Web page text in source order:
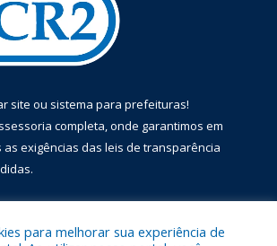
site ou sistema para prefeituras!
completa, onde garantimos em
exigências das leis de transparência
para melhorar sua experiência de